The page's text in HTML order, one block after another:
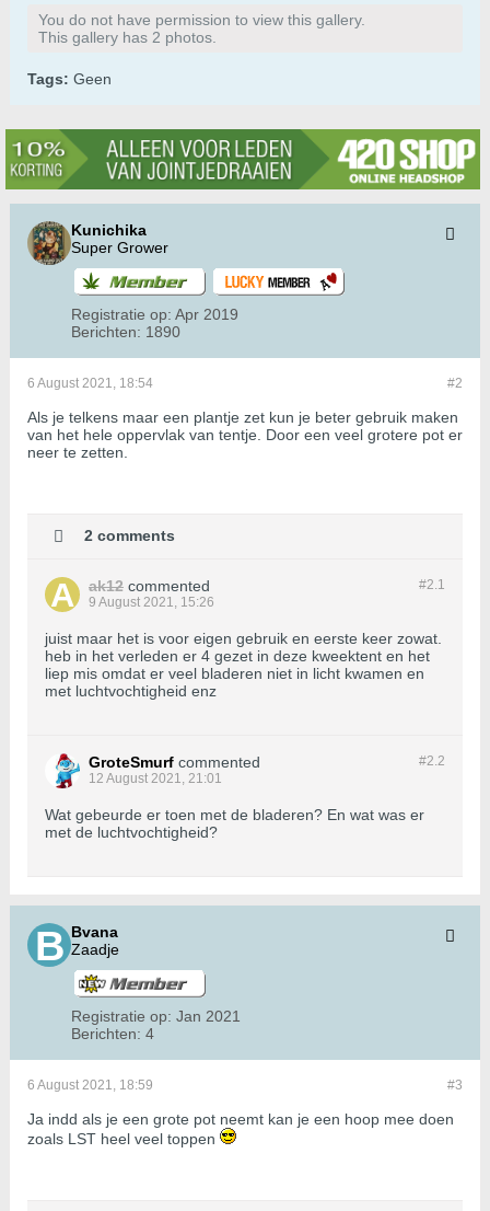
You do not have permission to view this gallery.
This gallery has 2 photos.
Tags: Geen
Kunichika
Super Grower
Registratie op: Apr 2019
Berichten: 1890
#2
6 August 2021, 18:54
Als je telkens maar een plantje zet kun je beter gebruik maken
van het hele oppervlak van tentje. Door een veel grotere pot er
neer te zetten.
2 comments
#2.1
ak12 commented
9 August 2021, 15:26
juist maar het is voor eigen gebruik en eerste keer zowat.
heb in het verleden er 4 gezet in deze kweektent en het
liep mis omdat er veel bladeren niet in licht kwamen en
met luchtvochtigheid enz
#2.2
GroteSmurf commented
12 August 2021, 21:01
Wat gebeurde er toen met de bladeren? En wat was er
met de luchtvochtigheid?
Bvana
Zaadje
Registratie op: Jan 2021
Berichten: 4
#3
6 August 2021, 18:59
Ja indd als je een grote pot neemt kan je een hoop mee doen
zoals LST heel veel toppen